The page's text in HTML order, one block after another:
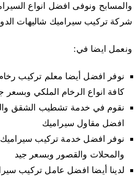
والمسابح ونوفى افضل انواع
شركة تركيب سيراميك شاليهات
ونعمل ايضا في:
نوفر افضل أيضا معلم تركيب
كافة انواع الرخام الملكي وبسعر
نقوم في خدمة تشطيب الشقق
افضل مقاول سيراميك
نوفر افضل خدمة تركيب سيراميك
والمحلات والقصور وبسعر جيد
لدينا أيضا افضل عامل تركيب